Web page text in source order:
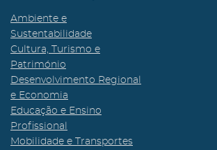
Ambiente e
Sustentabilidade
Cultura, Turismo e
Património
Desenvolvimento Regional
e Economia
Educação e Ensino
Profissional
Mobilidade e Transportes